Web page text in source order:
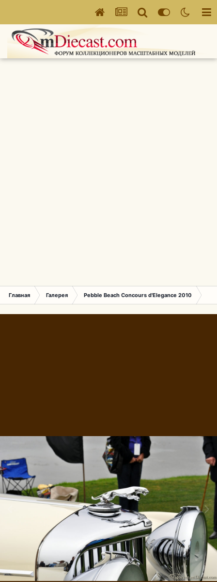
Главная Галерея Pebble Beach Concours d'Elegance 2010